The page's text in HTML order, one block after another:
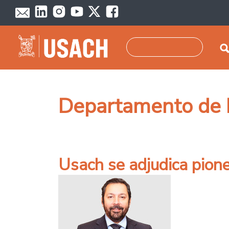
Pasar al contenido principal
Departamento de
Usach se adjudica